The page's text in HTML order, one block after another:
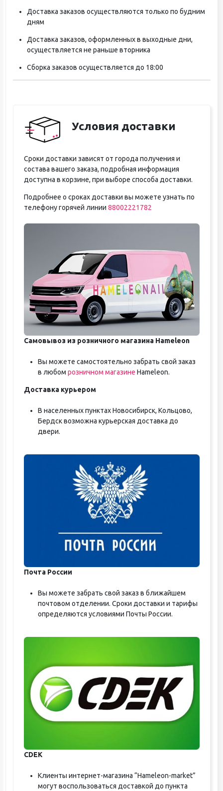
Доставка заказов осуществляются только по будним
дням
Доставка заказов, оформленных в выходные дни,
осуществляется не раньше вторника
Сборка заказов осуществляется до 18:00
Условия доставки
Сроки доставки зависят от города получения и
состава вашего заказа, подробная информация
доступна в корзине, при выборе способа доставки.
Подробнее о сроках доставки вы можете узнать по
телефону горячей линии 88002221782
Самовывоз из розничного магазина Hameleon
Вы можете самостоятельно забрать свой заказ
в любом розничном магазине Hameleon.
Доставка курьером
В населенных пунктах Новосибирск, Кольцово,
Бердск возможна курьерская доставка до
двери.
Почта России
Вы можете забрать свой заказ в ближайшем
почтовом отделении. Сроки доставки и тарифы
определяются условиями Почты России.
CDEK
Клиенты интернет-магазина “Hameleon-market”
могут воспользоваться доставкой до пункта